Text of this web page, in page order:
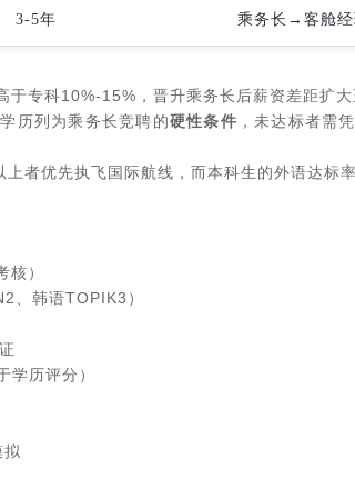
3-5年 乘务长→客舱
于专科10%-15%，晋升乘务长后薪资差距扩大
历列为乘务长竞聘的硬性条件 ，未达标者需
上者优先执飞国际航线，而本科生的外语达标
）
、韩语TOPIK3）
学历评分）